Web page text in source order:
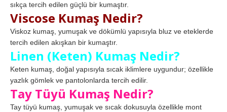
sıkça tercih edilen güçlü bir kumaştır.
Viscose Kumaş Nedir?
Viskoz kumaş, yumuşak ve dökümlü yapısıyla bluz ve eteklerde
tercih edilen akışkan bir kumaştır.
Linen (Keten) Kumaş Nedir?
Keten kumaş, doğal yapısıyla sıcak iklimlere uygundur; özellikle
yazlık gömlek ve pantolonlarda tercih edilir.
Tay Tüyü Kumaş Nedir?
Tay tüyü kumaş, yumuşak ve sıcak dokusuyla özellikle mont